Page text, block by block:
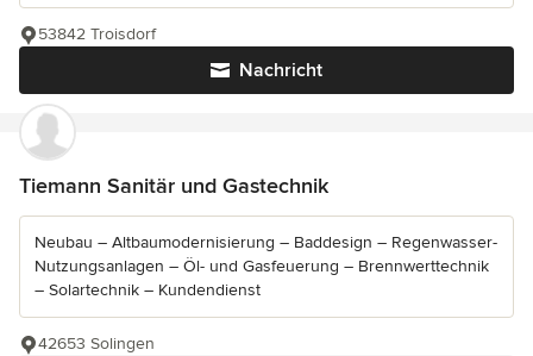
Nachricht
53842 Troisdorf
Tiemann Sanitär und Gastechnik
Neubau – Altbaumodernisierung – Baddesign – Regenwasser-
Nutzungsanlagen – Öl- und Gasfeuerung – Brennwerttechnik
– Solartechnik – Kundendienst
42653 Solingen